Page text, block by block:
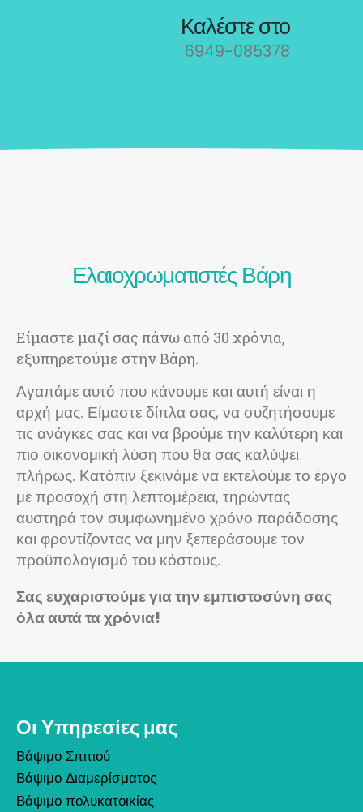
Καλέστε στο
6949-085378
Ελαιοχρωματιστές Βάρη
Είμαστε μαζί σας πάνω από 30 χρόνια,
εξυπηρετούμε στην Βάρη.
Αγαπάμε αυτό που κάνουμε και αυτή είναι η
αρχή μας. Είμαστε δίπλα σας, να συζητήσουμε
τις ανάγκες σας και να βρούμε την καλύτερη και
πιο οικονομική λύση που θα σας καλύψει
πλήρως. Κατόπιν ξεκινάμε να εκτελούμε το έργο
με προσοχή στη λεπτομέρεια, τηρώντας
αυστηρά τον συμφωνημένο χρόνο παράδοσης
και φροντίζοντας να μην ξεπεράσουμε τον
προϋπολογισμό του κόστους.
Σας ευχαριστούμε για την εμπιστοσύνη σας
όλα αυτά τα χρόνια!
Οι Υπηρεσίες μας
Βάψιμο Σπιτιού
Βάψιμο Διαμερίσματος
Βάψιμο πολυκατοικίας